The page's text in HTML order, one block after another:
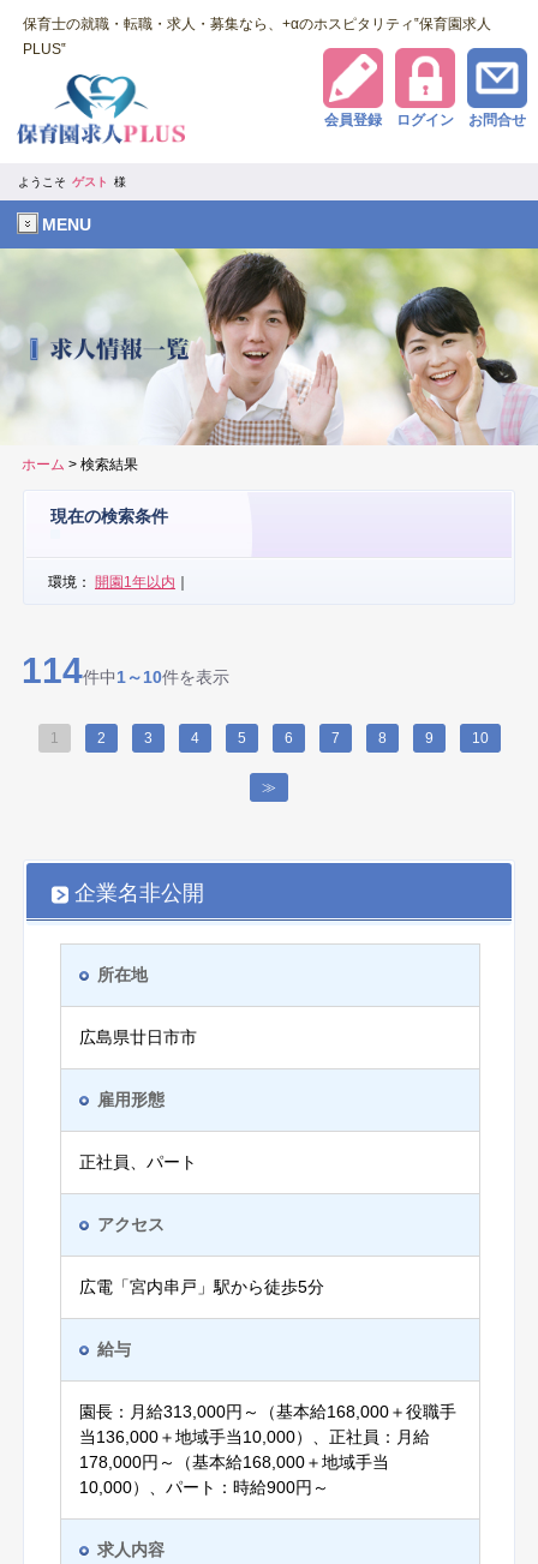
保育士の就職・転職・求人・募集なら、+αのホスピタリティ‟保育園求人
PLUS‟
会員登録 ログイン お問合せ
ようこそ ゲスト 様
MENU
ホーム > 検索結果
現在の検索条件
環境： 開園1年以内
114件中1～10件を表示
1 2 3 4 5 6 7 8 9 10
≫
企業名非公開
所在地
広島県廿日市市
雇用形態
正社員、パート
アクセス
広電「宮内串戸」駅から徒歩5分
給与
園長：月給313,000円～（基本給168,000＋役職手
当136,000＋地域手当10,000）、正社員：月給
178,000円～（基本給168,000＋地域手当
10,000）、パート：時給900円～
求人内容